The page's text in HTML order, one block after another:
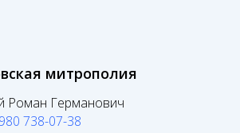
митрополия
Роман Германович
738-07-38